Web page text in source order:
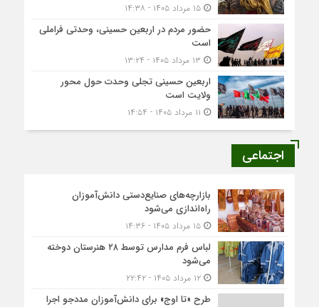
۱۵ مرداد ۱۴۰۵ - ۱۴:۳۸
حضور مردم در اربعین حسینی، وحدتی فراملی
است
اربعین حسینی تجلی وحدت حول محور
ولایت است
اجتماعی
بازارچه‌های صنایع‌دستی دانش‌آموزان
راه‌اندازی می‌شود
۱۵ مرداد ۱۴۰۵ - ۱۴:۳۶
لباس فرم مدارس توسط ۲۸ هنرستان‌ دوخته
می‌شود
۱۲ مرداد ۱۴۰۵ - ۲۲:۴۲
طرح «تا اوج» برای دانش‌آموزان مددجو اجرا